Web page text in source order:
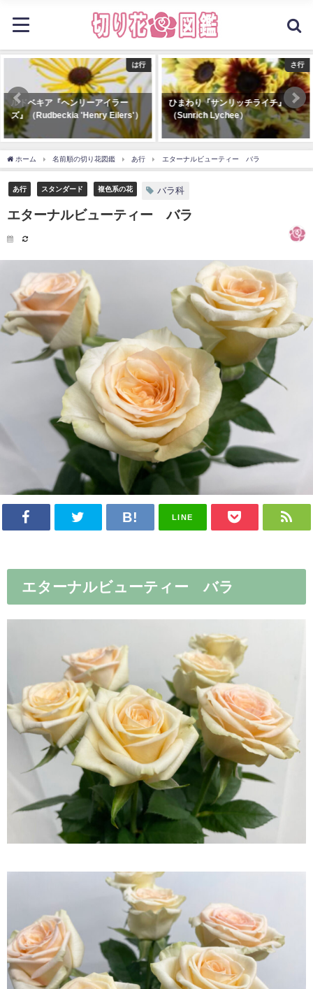
さ行
ひまわり『サンリッチライチ』
（Sunrich Lychee）
は行
スプレーバラ『ブライダルメイプ
ルローズ』（Spray Rose 'Bridal
Maple Rose'）
ホーム 名前順の切り花図鑑 あ行 エターナルビューティー バラ
あ行 スタンダード 複色系の花 バラ科
エターナルビューティー バラ
LINE
エターナルビューティー バラ